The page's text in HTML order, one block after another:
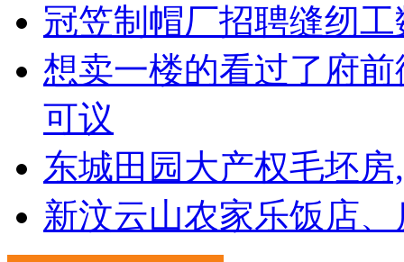
冠笠制帽厂招聘缝纫
想卖一楼的看过了府
可议
东城田园大产权毛坯
新汶云山农家乐饭店